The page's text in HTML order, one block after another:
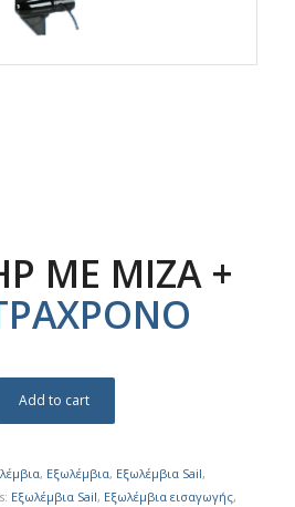
ΜΕ ΜΙΖΑ +
Add to cart
, Εξωλέμβια, Εξωλέμβια Sail,
Εξωλέμβια Sail, Εξωλέμβια εισαγωγής,